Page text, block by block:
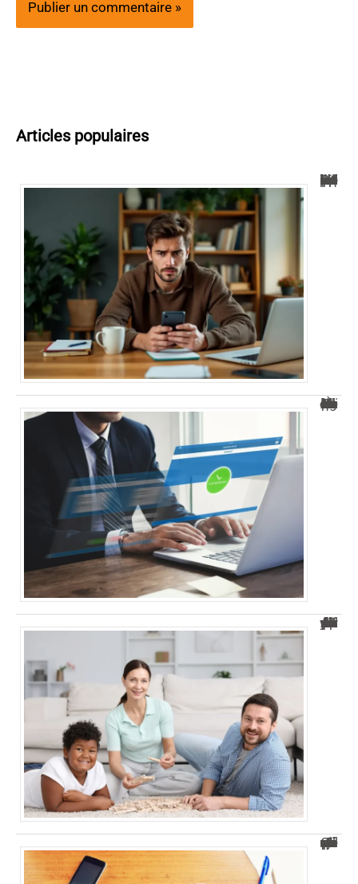
Articles populaires
0424 téléphone : Guide pour comprendre et bloquer les appels indésirables
À quelle heure les virements bancaires passent au Crédit Agricole ?
Apprenti rattaché au foyer fiscal des parents : accédez à la prime d’activité
Comment se sentir utile : 5 conseils pratiques pour y parvenir ?